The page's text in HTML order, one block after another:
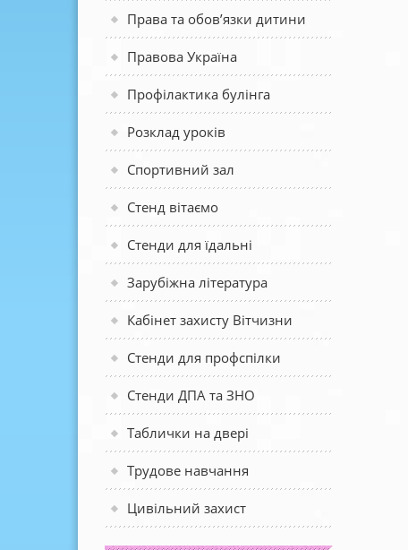
Права та обов’язки дитини
Правова Україна
Профілактика булінга
Розклад уроків
Спортивний зал
Стенд вітаємо
Стенди для їдальні
Зарубіжна література
Кабінет захисту Вітчизни
Стенди для профспілки
Стенди ДПА та ЗНО
Таблички на двері
Трудове навчання
Цивільний захист